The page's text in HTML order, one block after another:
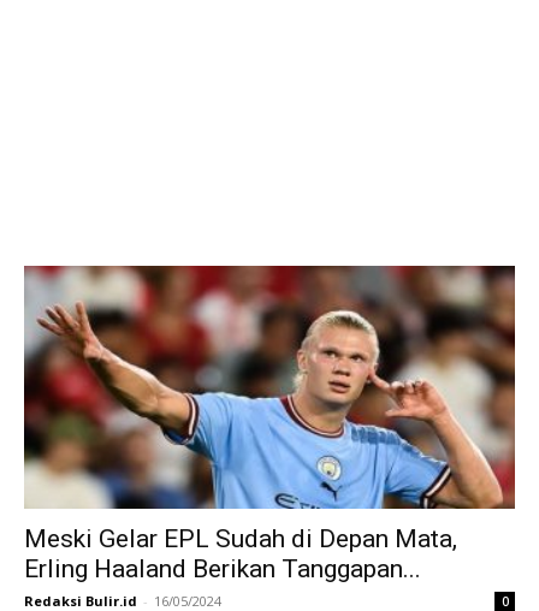
Meski Gelar EPL Sudah di Depan Mata,
Erling Haaland Berikan Tanggapan...
Redaksi Bulir.id - 16/05/2024 0